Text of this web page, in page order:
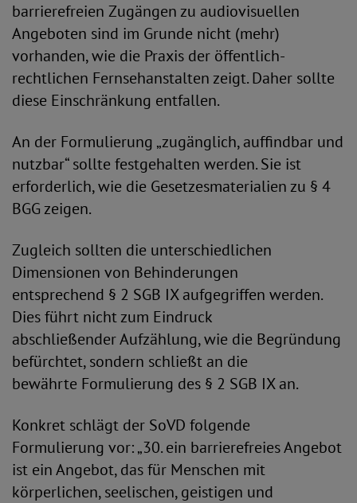
barrierefreien Zugängen zu audiovisuellen
Angeboten sind im Grunde nicht (mehr)
vorhanden, wie die Praxis der öffentlich-
rechtlichen Fernsehanstalten zeigt. Daher sollte
diese Einschränkung entfallen.
An der Formulierung „zugänglich, auffindbar und
nutzbar“ sollte festgehalten werden. Sie ist
erforderlich, wie die Gesetzesmaterialien zu § 4
BGG zeigen.
Zugleich sollten die unterschiedlichen
Dimensionen von Behinderungen
entsprechend § 2 SGB IX aufgegriffen werden.
Dies führt nicht zum Eindruck
abschließender Aufzählung, wie die Begründung
befürchtet, sondern schließt an die
bewährte Formulierung des § 2 SGB IX an.
Konkret schlägt der SoVD folgende
Formulierung vor: „30. ein barrierefreies Angebot
ist ein Angebot, das für Menschen mit
körperlichen, seelischen, geistigen und